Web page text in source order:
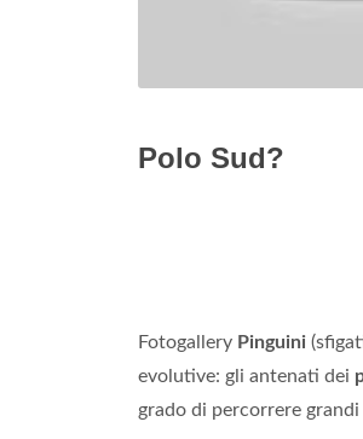
Polo Sud?
Fotogallery Pinguini
evolutive: gli antenati dei
grado di percorrere